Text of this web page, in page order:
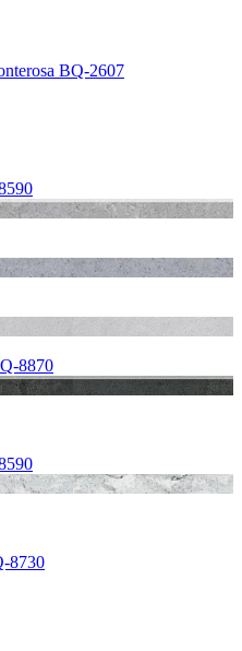
BQ-2607
8870
8730